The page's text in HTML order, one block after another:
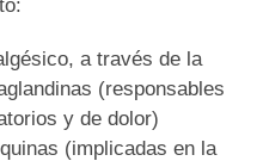
, a través de la
(responsables
y de dolor)
(implicadas en la